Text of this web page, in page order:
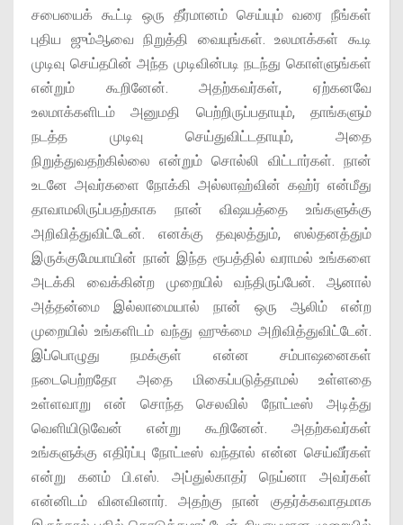
சபையைக் கூட்டி ஒரு தீர்மானம் செய்யும் வரை நீங்கள்
புதிய ஜும்ஆவை நிறுத்தி வையுங்கள். உலமாக்கள் கூடி
முடிவு செய்தபின் அந்த முடிவின்படி நடந்து கொள்ளுங்கள்
என்றும் கூறினேன். அதற்கவர்கள், ஏற்கனவே
உலமாக்களிடம் அனுமதி பெற்றிருப்பதாயும், தாங்களும்
நடத்த முடிவு செய்துவிட்டதாயும், அதை
நிறுத்துவதற்கில்லை என்றும் சொல்லி விட்டார்கள். நான்
உடனே அவர்களை நோக்கி அல்லாஹ்வின் கஹ்ர் என்மீது
தாவாமலிருப்பதற்காக நான் விஷயத்தை உங்களுக்கு
அறிவித்துவிட்டேன். எனக்கு தவுலத்தும், ஸல்தனத்தும்
இருக்குமேயாயின் நான் இந்த ரூபத்தில் வராமல் உங்களை
அடக்கி வைக்கின்ற முறையில் வந்திருப்பேன். ஆனால்
அத்தன்மை இல்லாமையால் நான் ஒரு ஆலிம் என்ற
முறையில் உங்களிடம் வந்து ஹுக்மை அறிவித்துவிட்டேன்.
இப்பொழுது நமக்குள் என்ன சம்பாஷனைகள்
நடைபெற்றதோ அதை மிகைப்படுத்தாமல் உள்ளதை
உள்ளவாறு என் சொந்த செலவில் நோட்டீஸ் அடித்து
வெளியிடுவேன் என்று கூறினேன். அதற்கவர்கள்
உங்களுக்கு எதிர்ப்பு நோட்டீஸ் வந்தால் என்ன செய்வீர்கள்
என்று கனம் பி.எஸ். அப்துல்காதர் நெய்னா அவர்கள்
என்னிடம் வினவினார். அதற்கு நான் குதர்க்கவாதமாக